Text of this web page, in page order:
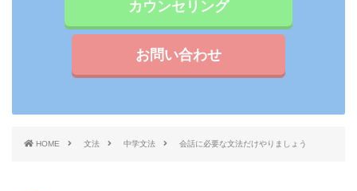
カウンセリング
お問い合わせ
HOME 文法 中学文法 会話に必要な文法だけやりましょう